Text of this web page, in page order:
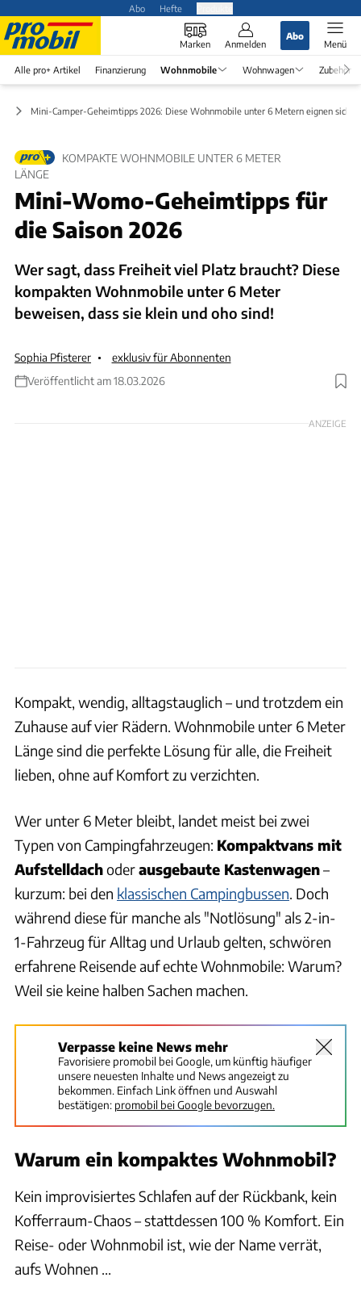
Abo Hefte
Marken Anmelden
Abo
Menü
Alle pro+ Artikel Finanzierung Wohnmobile Wohnwagen Zubehör
Mini-Camper-Geheimtipps 2026: Diese Wohnmobile unter 6 Metern eignen sich
KOMPAKTE WOHNMOBILE UNTER 6 METER
LÄNGE
Mini-Womo-Geheimtipps für
die Saison 2026
Wer sagt, dass Freiheit viel Platz braucht? Diese
kompakten Wohnmobile unter 6 Meter
beweisen, dass sie klein und oho sind!
Sophia Pfisterer
exklusiv für Abonnenten
Veröffentlicht am 18.03.2026
Foto: Carado
ANZEIGE
Kompakt, wendig, alltagstauglich – und trotzdem ein
Zuhause auf vier Rädern. Wohnmobile unter 6 Meter
Länge sind die perfekte Lösung für alle, die Freiheit
lieben, ohne auf Komfort zu verzichten.
Wer unter 6 Meter bleibt, landet meist bei zwei
Typen von Campingfahrzeugen: Kompaktvans mit
Aufstelldachoderausgebaute Kastenwagen–
kurzum: bei den klassischen Campingbussen. Doch
während diese für manche als "Notlösung" als 2-in-
1-Fahrzeug für Alltag und Urlaub gelten, schwören
erfahrene Reisende auf echte Wohnmobile: Warum?
Weil sie keine halben Sachen machen.
Verpasse keine News mehr
Favorisiere promobil bei Google, um künftig häufiger
unsere neuesten Inhalte und News angezeigt zu
bekommen. Einfach Link öffnen und Auswahl
bestätigen: promobil bei Google bevorzugen.
Warum ein kompaktes Wohnmobil?
Kein improvisiertes Schlafen auf der Rückbank, kein
Kofferraum-Chaos – stattdessen 100 % Komfort. Ein
Reise- oder Wohnmobil ist, wie der Name verrät,
aufs Wohnen ...